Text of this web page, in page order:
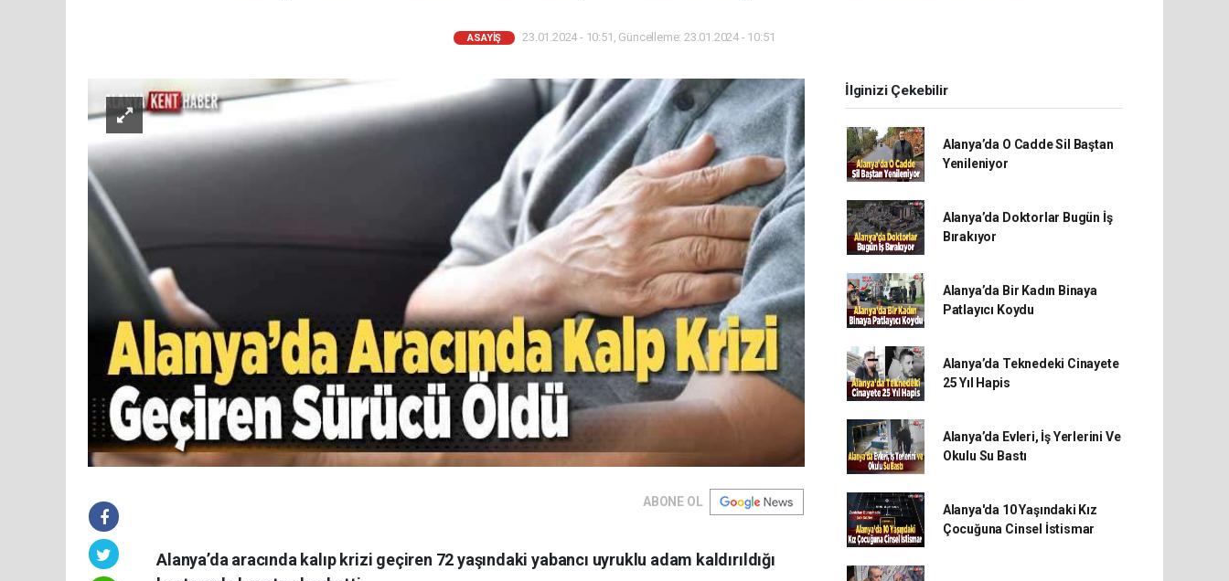
ASAYIŞ 23.01.2024 - 10:51, Güncelleme: 23.01.2024 - 10:51
ABONE OL
Alanya’da aracında kalıp krizi geçiren 72 yaşındaki yabancı uyruklu adam kaldırıldığı
İlginizi Çekebilir
Alanya’da O Cadde Sil Baştan
Yenileniyor
Alanya’da Doktorlar Bugün İş
Bırakıyor
Alanya’da Bir Kadın Binaya
Patlayıcı Koydu
Alanya’da Teknedeki Cinayete
25 Yıl Hapis
Alanya’da Evleri, İş Yerlerini Ve
Okulu Su Bastı
Alanya'da 10 Yaşındaki Kız
Çocuğuna Cinsel İstismar